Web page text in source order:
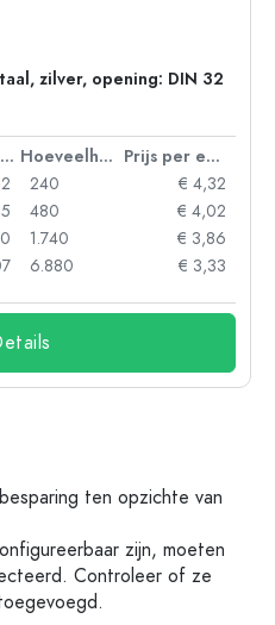
zilver, opening: DIN 32
Prijs per eenheid Hoeveelheid
Prijs per eenheid
240
€ 4,32
480
€ 4,02
1.740
€ 3,86
6.880
€ 3,33
ten opzichte van
zijn, moeten
Controleer of ze